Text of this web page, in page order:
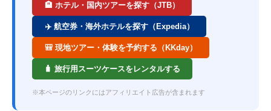
🏨 ホテル・国内ツアーを探す（JTB）
✈️ 航空券・海外ホテルを探す（Expedia）
🎒 現地ツアー・体験を予約する（KKday）
🧳 旅行用スーツケースをレンタルする
※本ページのリンクにはアフィリエイト広告が含まれます